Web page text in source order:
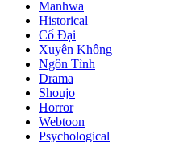
Manhwa
Historical
Cổ Đại
Xuyên Không
Ngôn Tình
Drama
Shoujo
Horror
Webtoon
Psychological